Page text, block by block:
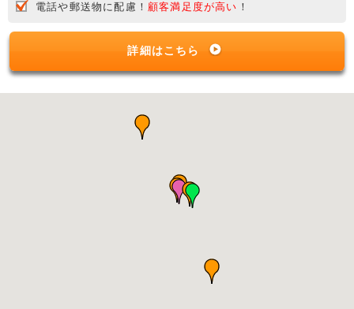
電話や郵送物に配慮！ 顧客満足度が高い ！
詳細はこちら